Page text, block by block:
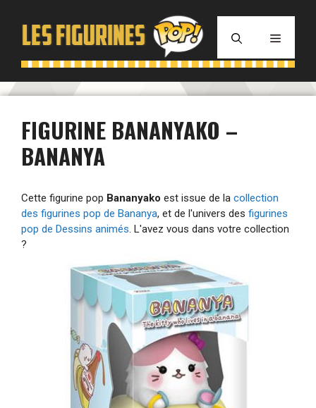
contenu
MENU
FIGURINE BANANYAKO –
BANANYA
Cette figurine pop Bananyako est issue de la collection
des figurines pop de Bananya, et de l'univers des figurines
pop de Dessins animés. L'avez vous dans votre collection
?